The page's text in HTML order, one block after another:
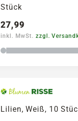
Stück
27,99
inkl. MwSt. zzgl.
Lilien, Weiß, 10